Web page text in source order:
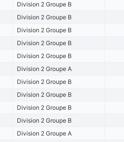
Division 2 Groupe B
Division 2 Groupe B
Division 2 Groupe B
Division 2 Groupe B
Division 2 Groupe B
Division 2 Groupe A
Division 2 Groupe B
Division 2 Groupe B
Division 2 Groupe B
Division 2 Groupe B
Division 2 Groupe A